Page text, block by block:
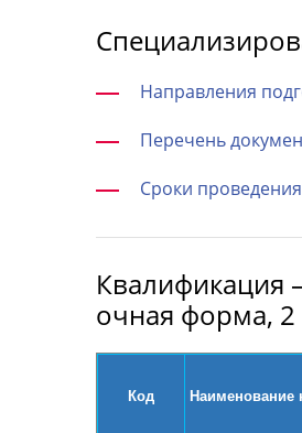
Направления
Перечень
Сроки
Квалификация
очная форма, 2
Код Наименование